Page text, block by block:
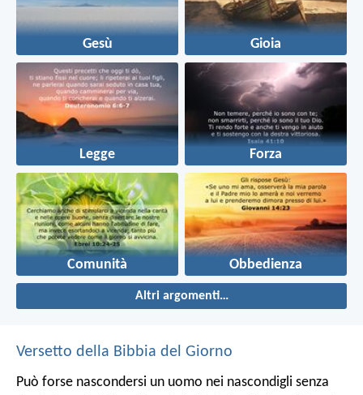
Gesù Gioia
Legge Forza
Comunità Obbedienza
Altri argomenti…
Versetto della Bibbia del Giorno
Può forse nascondersi un uomo nei nascondigli senza